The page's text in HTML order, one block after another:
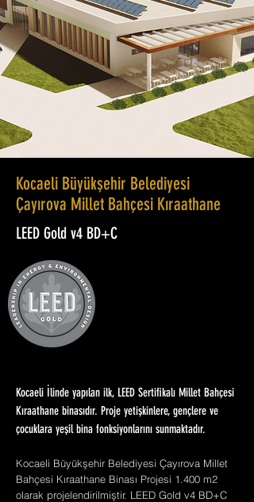
Kocaeli Büyükşehir Belediyesi
Çayırova Millet Bahçesi Kıraathane
LEED Gold v4 BD+C
Kocaeli İlinde yapılan ilk, LEED Sertifikalı Millet Bahçesi
Kıraathane binasıdır. Proje yetişkinlere, gençlere ve
çocuklara yeşil bina fonksiyonlarını sunmaktadır.
Kocaeli Büyükşehir Belediyesi Çayırova Millet
Bahçesi Kıraathane Binası Projesi 1.400 m2
olarak projelendirilmiştir. LEED Gold v4 BD+C